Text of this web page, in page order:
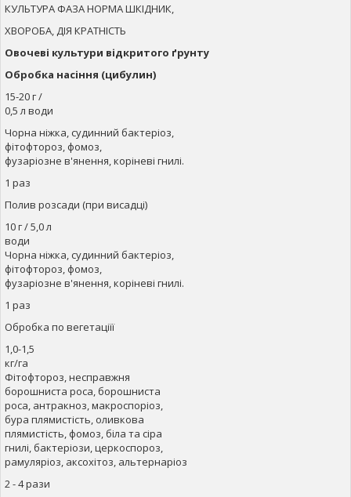
КУЛЬТУРА ФАЗА НОРМА ШКІДНИК,
ХВОРОБА, ДІЯ КРАТНІСТЬ
Овочеві культури відкритого ґрунту
Обробка насіння (цибулин)
15-20 г /
0,5 л води
Чорна ніжка, судинний бактеріоз,
фітофтороз, фомоз,
фузаріозне в'янення, коріневі гнилі.
1 раз
Полив розсади (при висадці)
10 г / 5,0 л
води
Чорна ніжка, судинний бактеріоз,
фітофтороз, фомоз,
фузаріозне в'янення, коріневі гнилі.
1 раз
Обробка по вегетаціїї
1,0-1,5
кг/га
Фітофтороз, несправжня
борошниста роса, борошниста
роса, антракноз, макроспоріоз,
бура плямистість, оливкова
плямистість, фомоз, біла та сіра
гнилі, бактеріози, церкоспороз,
рамуляріоз, аксохітоз, альтернаріоз
2 - 4 рази